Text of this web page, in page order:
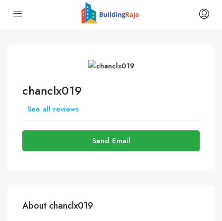
chanclx019
See all reviews
Send Email
About chanclx019